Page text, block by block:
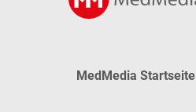
MedMedia Startseite